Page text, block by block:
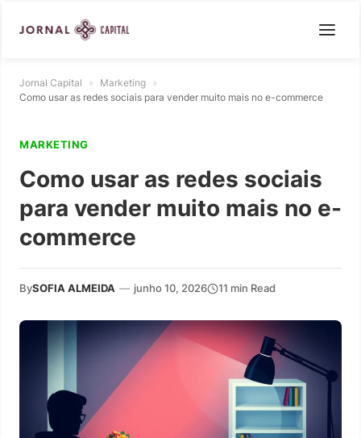
Jornal Capital » Marketing »
Como usar as redes sociais para vender muito mais no e-commerce
MARKETING
Como usar as redes sociais
para vender muito mais no e-
commerce
BySOFIA ALMEIDA — junho 10, 2026 11 min Read